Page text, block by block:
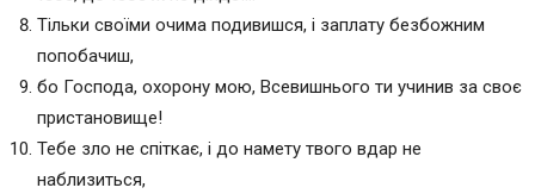
Тільки своїми очима подивишся, і заплату безбожним
попобачиш,
бо Господа, охорону мою, Всевишнього ти учинив за своє
пристановище!
Тебе зло не спіткає, і до намету твого вдар не
наблизиться,